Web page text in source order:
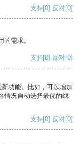
支持[0] 反对[0]
需求。
支持[0] 反对[0]
功能。比如，可以增加
情况自动选择最优的线
支持[0] 反对[0]